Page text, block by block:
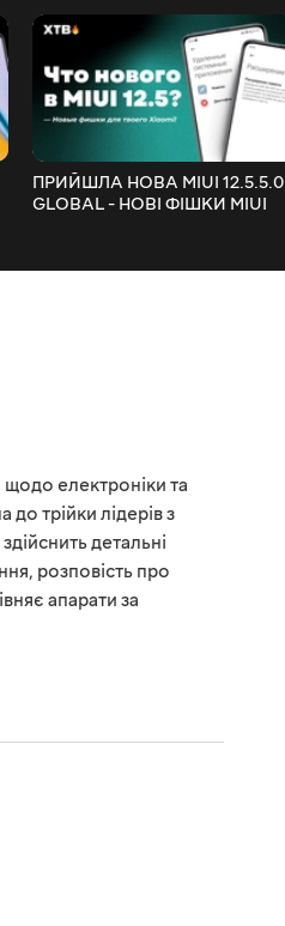
ПРИЙШЛА НОВА MIUI 12.5.5.0
GLOBAL - НОВІ ФІШКИ MIUI
щодо електроніки та
трійки лідерів з
детальні
розповість про
апарати за